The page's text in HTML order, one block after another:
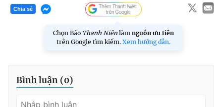
Chia sẻ
Chọn Báo Thanh Niên làm nguồn ưu tiên
trên Google tìm kiếm. Xem hướng dẫn.
Bình luận (0)